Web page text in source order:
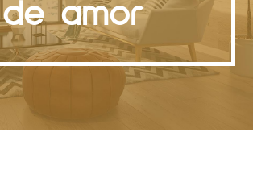
de amor